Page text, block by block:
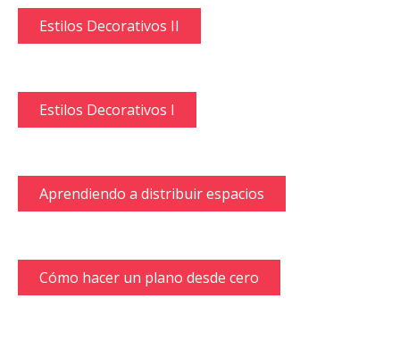
Estilos Decorativos II
Estilos Decorativos I
Aprendiendo a distribuir espacios
Cómo hacer un plano desde cero